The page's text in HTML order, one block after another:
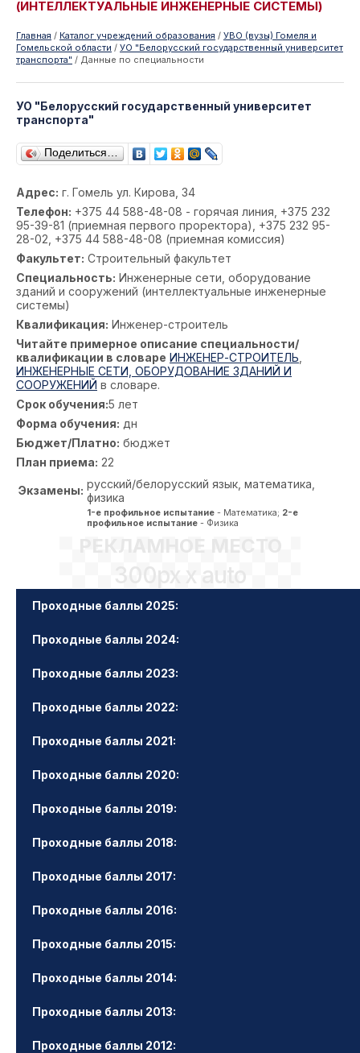
(ИНТЕЛЛЕКТУАЛЬНЫЕ ИНЖЕНЕРНЫЕ СИСТЕМЫ)
Главная / Каталог учреждений образования / УВО (вузы) Гомеля и
Гомельской области / УО "Белорусский государственный университет
транспорта" / Данные по специальности
УО "Белорусский государственный университет
транспорта"
Поделиться…
Адрес: г. Гомель ул. Кирова, 34
Телефон: +375 44 588-48-08 - горячая линия, +375 232
95-39-81 (приемная первого проректора), +375 232 95-
28-02, +375 44 588-48-08 (приемная комиссия)
Факультет: Строительный факультет
Специальность: Инженерные сети, оборудование
зданий и сооружений (интеллектуальные инженерные
системы)
Квалификация: Инженер-строитель
Читайте примерное описание специальности/
квалификации в словаре ИНЖЕНЕР-СТРОИТЕЛЬ
ИНЖЕНЕРНЫЕ СЕТИ, ОБОРУДОВАНИЕ ЗДАНИЙ И
СООРУЖЕНИЙ в словаре.
Срок обучения:5 лет
Форма обучения: дн
Бюджет/Платно: бюджет
План приема: 22
Экзамены: русский/белорусский язык, математика,
физика
1-е профильное испытание - Математика; 2-е
профильное испытание - Физика
РЕКЛАМНОЕ МЕСТО
300px x auto
Проходные баллы 2025:
Проходные баллы 2024:
Проходные баллы 2023:
Проходные баллы 2022:
Проходные баллы 2021:
Проходные баллы 2020:
Проходные баллы 2019:
Проходные баллы 2018:
Проходные баллы 2017:
Проходные баллы 2016:
Проходные баллы 2015:
Проходные баллы 2014:
Проходные баллы 2013:
Проходные баллы 2012: